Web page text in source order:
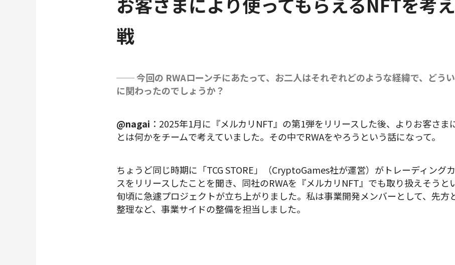
戦
── 今回の RWAローンチにあたって、お二人はそれぞれどのような経緯で、どう
に関わったのでしょうか？
@nagai ：2025年1月に『メルカリNFT』の第1弾をリリースした後、よりお客さま
とは何かをチームで考えていました。その中でRWAをやろうという話になって。
ちょうど同じ時期に「TCG STORE」（CryptoGames社が運営）がトレーディング
スをリリースしたことを聞き、同社のRWAを『メルカリNFT』でも取り扱えそうと
旬頃に急遽プロジェクトが立ち上がりました。私は事業開発メンバーとして、先方
整理など、事業サイドの整備を担当しました。